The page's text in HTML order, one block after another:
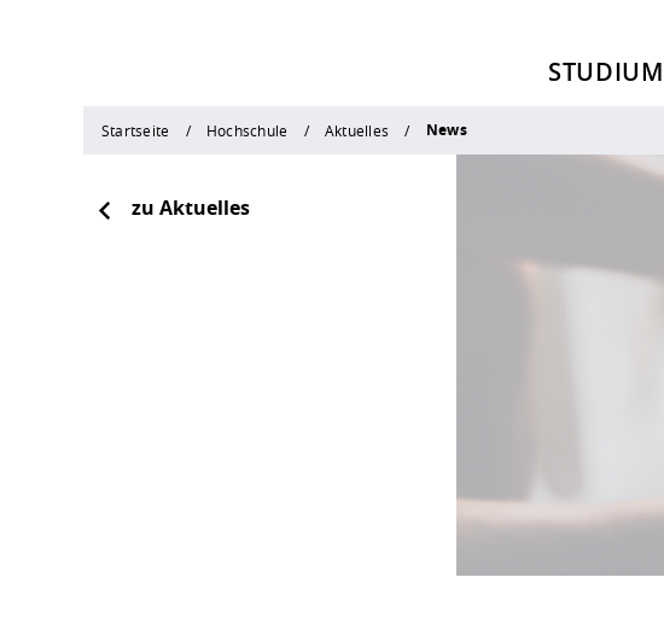
STUDIUM
Startseite Hochschule Aktuelles News
zu Aktuelles